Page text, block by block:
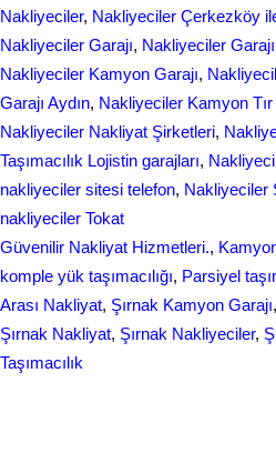
Nakliyeciler, Nakliyeciler Çerkezköy
Nakliyeciler Garajı, Nakliyeciler
Nakliyeciler Kamyon Garajı,
Garajı Aydın, Nakliyeciler Kamyon Tır
Nakliyeciler Nakliyat Şirketleri,
Taşımacılık Lojistin garajları,
nakliyeciler sitesi telefon, Nakliyeciler
nakliyeciler Tokat
Güvenilir Nakliyat Hizmetleri.,
komple yük taşımacılığı, Parsiyel
Arası Nakliyat, Şırnak Kamyon Garajı,
Şırnak Nakliyat, Şırnak Nakliyeciler,
Taşımacılık